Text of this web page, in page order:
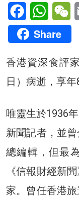
Facebook
Share
香港資深食評
日）病逝，享年
唯靈生於1936
新聞記者，並
總編輯，但最
《信報財經新
家。曾任香港